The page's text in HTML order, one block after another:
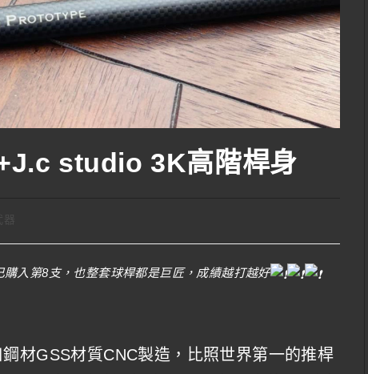
studio 3K高階桿身
入第8支，也整套球桿都是巨匠，成績越打越好
材GSS材質CNC製造，比照世界第一的推桿